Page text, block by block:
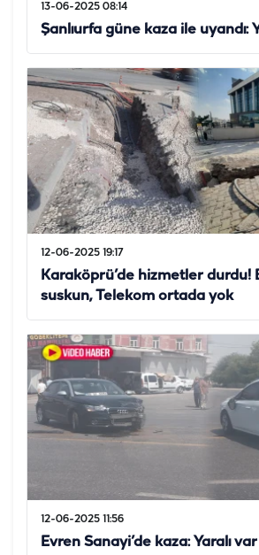
13-06-2025 08:14
Şanlıurfa güne kaza ile uyandı:
12-06-2025 19:17
Karaköprü’de hizmetler durdu!
suskun, Telekom ortada yok
12-06-2025 11:56
Evren Sanayi’de kaza: Yaralı var